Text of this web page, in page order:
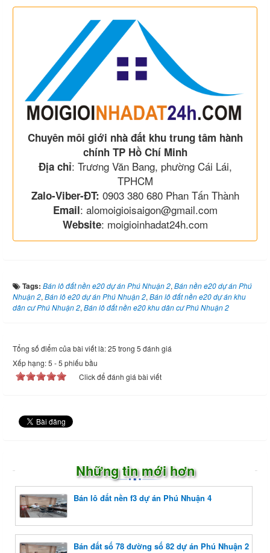
Chuyên môi giới nhà đất khu trung tâm hành
chính TP Hồ Chí Minh
Địa chỉ: Trương Văn Bang, phường Cái Lái,
TPHCM
Zalo-Viber-ĐT: 0903 380 680 Phan Tấn Thành
Email: alomoigioisaigon@gmail.com
Website: moigioinhadat24h.com
Tags: Bán lô đất nền e20 dự án Phú Nhuận 2, Bán nền e20 dự án Phú
Nhuận 2, Bán lô e20 dự án Phú Nhuận 2, Bán lô đất nền e20 dự án khu
dân cư Phú Nhuận 2, Bán lô đất nền e20 khu dân cư Phú Nhuận 2
Tổng số điểm của bài viết là: 25 trong 5 đánh giá
Xếp hạng:5 -5 phiếu bầu
Click để đánh giá bài viết
Những tin mới hơn
Bán lô đất nền f3 dự án Phú Nhuận 4
Bán đất số 78 đường số 82 dự án Phú Nhuận 2